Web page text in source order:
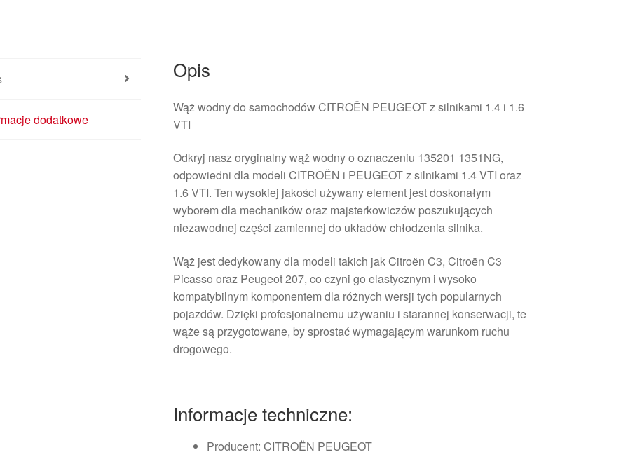
dodatkowe
Opis
Wąż wodny do samochodów CITROËN PEUGEOT z silnikami 1.4 i 1.6
VTI
Odkryj nasz oryginalny wąż wodny o oznaczeniu 135201 1351NG,
odpowiedni dla modeli CITROËN i PEUGEOT z silnikami 1.4 VTI oraz
1.6 VTI. Ten wysokiej jakości używany element jest doskonałym
wyborem dla mechaników oraz majsterkowiczów poszukujących
niezawodnej części zamiennej do układów chłodzenia silnika.
Wąż jest dedykowany dla modeli takich jak Citroën C3, Citroën C3
Picasso oraz Peugeot 207, co czyni go elastycznym i wysoko
kompatybilnym komponentem dla różnych wersji tych popularnych
pojazdów. Dzięki profesjonalnemu używaniu i starannej konserwacji, te
wąże są przygotowane, by sprostać wymagającym warunkom ruchu
drogowego.
Informacje techniczne:
Producent: CITROËN PEUGEOT